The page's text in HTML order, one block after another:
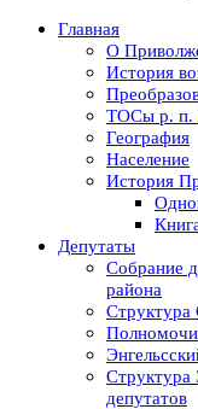
Главная
О
История
ТОСы р. п.
География
Население
История
Депутаты
Собрание
района
Структура
Структура
депутатов